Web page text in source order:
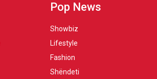
Pop News
Showbiz
Lifestyle
Fashion
Shëndeti